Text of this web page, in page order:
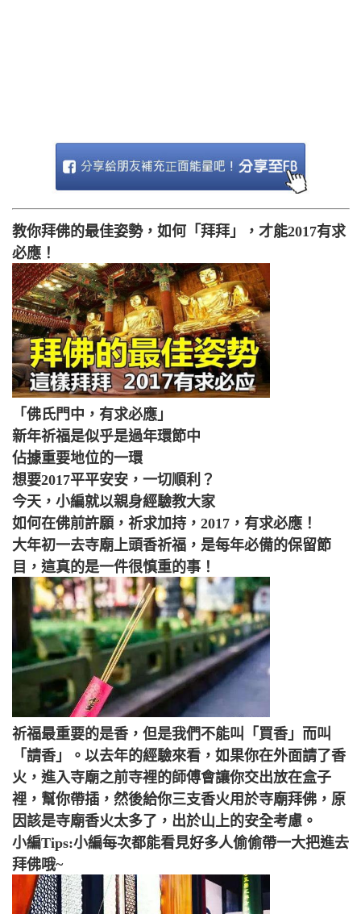
教你拜佛的最佳姿勢，如何「拜拜」，才能2017有求
必應！
「佛氏門中，有求必應」
新年祈福是似乎是過年環節中
佔據重要地位的一環
想要2017平平安安，一切順利？
今天，小編就以親身經驗教大家
如何在佛前許願，祈求加持，2017，有求必應！
大年初一去寺廟上頭香祈福，是每年必備的保留節
目，這真的是一件很慎重的事！
祈福最重要的是香，但是我們不能叫「買香」而叫
「請香」。以去年的經驗來看，如果你在外面請了香
火，進入寺廟之前寺裡的師傅會讓你交出放在盒子
裡，幫你帶插，然後給你三支香火用於寺廟拜佛，原
因該是寺廟香火太多了，出於山上的安全考慮。
小編Tips:小編每次都能看見好多人偷偷帶一大把進去
拜佛哦~